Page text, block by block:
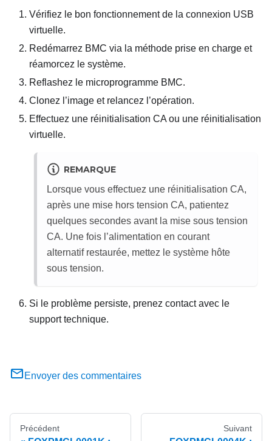
Vérifiez le bon fonctionnement de la connexion USB
virtuelle.
Redémarrez BMC via la méthode prise en charge et
réamorcez le système.
Reflashez le microprogramme BMC.
Clonez l’image et relancez l’opération.
Effectuez une réinitialisation CA ou une réinitialisation
virtuelle.
REMARQUE
Lorsque vous effectuez une réinitialisation CA,
après une mise hors tension CA, patientez
quelques secondes avant la mise sous tension
CA. Une fois l’alimentation en courant
alternatif restaurée, mettez le système hôte
sous tension.
Si le problème persiste, prenez contact avec le
support technique.
Envoyer des commentaires
Précédent Suivant